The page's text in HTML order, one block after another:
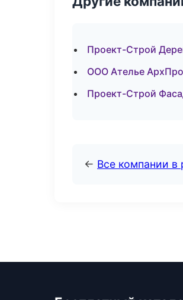
Проект-Строй
ООО Ателье
Проект-Строй
← Все компании в